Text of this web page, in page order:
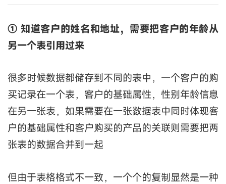
① 知道客户的姓名和地址，需要把客户的年龄从
另一个表引用过来
很多时候数据都储存到不同的表中，一个客户的购
买记录在一个表，客户的基础属性，性别年龄信息
在另一张表，如果需要在一张数据表中同时体现客
户的基础属性和客户购买的产品的关联则需要把两
张表的数据合并到一起
但由于表格格式不一致，一个个的复制显然是一种